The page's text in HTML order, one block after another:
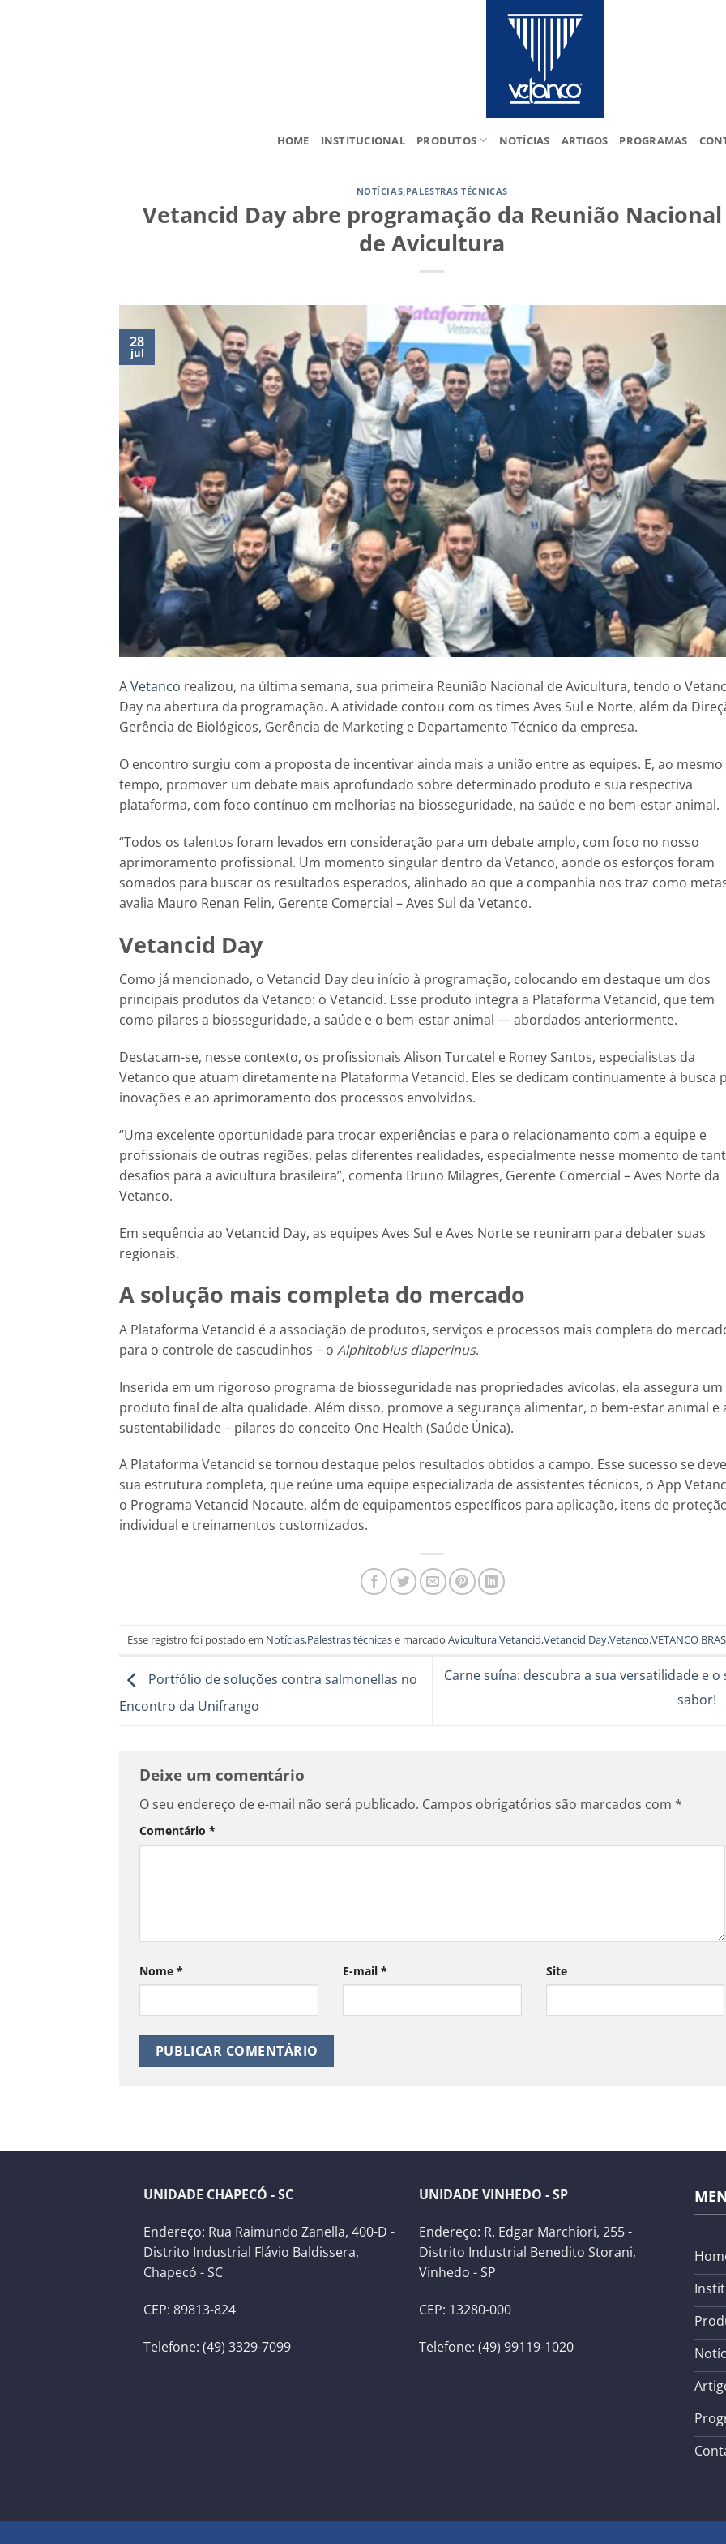
HOME INSTITUCIONAL PRODUTOS NOTÍCIAS ARTIGOS PROGRAMAS
NOTÍCIAS,PALESTRAS TÉCNICAS
Vetancid Day abre programação da Reunião Nacional
de Avicultura
28
jul
AVetanco realizou, na última semana, sua primeira Reunião Nacional de Avicultura, tendo o
Day na abertura da programação. A atividade contou com os times Aves Sul e Norte, além da
Gerência de Biológicos, Gerência de Marketing e Departamento Técnico da empresa.
O encontro surgiu com a proposta de incentivar ainda mais a união entre as equipes. E, ao mesmo
tempo, promover um debate mais aprofundado sobre determinado produto e sua respectiva
plataforma, com foco contínuo em melhorias na biosseguridade, na saúde e no bem-estar animal.
“Todos os talentos foram levados em consideração para um debate amplo, com foco no nosso
aprimoramento profissional. Um momento singular dentro da Vetanco, aonde os esforços foram
somados para buscar os resultados esperados, alinhado ao que a companhia nos traz como
avalia Mauro Renan Felin, Gerente Comercial – Aves Sul da Vetanco.
Vetancid Day
Como já mencionado, o Vetancid Day deu início à programação, colocando em destaque um dos
principais produtos da Vetanco: o Vetancid. Esse produto integra a Plataforma Vetancid, que tem
como pilares a biosseguridade, a saúde e o bem-estar animal — abordados anteriormente.
Destacam-se, nesse contexto, os profissionais Alison Turcatel e Roney Santos, especialistas da
Vetanco que atuam diretamente na Plataforma Vetancid. Eles se dedicam continuamente à busca
inovações e ao aprimoramento dos processos envolvidos.
“Uma excelente oportunidade para trocar experiências e para o relacionamento com a equipe e
profissionais de outras regiões, pelas diferentes realidades, especialmente nesse momento de
desafios para a avicultura brasileira”, comenta Bruno Milagres, Gerente Comercial – Aves Norte da
Vetanco.
Em sequência ao Vetancid Day, as equipes Aves Sul e Aves Norte se reuniram para debater suas
regionais.
A solução mais completa do mercado
A Plataforma Vetancid é a associação de produtos, serviços e processos mais completa do
para o controle de cascudinhos – o Alphitobius diaperinus.
Inserida em um rigoroso programa de biosseguridade nas propriedades avícolas, ela assegura um
produto final de alta qualidade. Além disso, promove a segurança alimentar, o bem-estar animal e
sustentabilidade – pilares do conceito One Health (Saúde Única).
A Plataforma Vetancid se tornou destaque pelos resultados obtidos a campo. Esse sucesso se
sua estrutura completa, que reúne uma equipe especializada de assistentes técnicos, o App
o Programa Vetancid Nocaute, além de equipamentos específicos para aplicação, itens de
individual e treinamentos customizados.
Esse registro foi postado em Notícias,Palestras técnicase marcado Avicultura,Vetancid,Vetancid Day,Vetanco,VETANCO
Portfólio de soluções contra salmonellas no
Encontro da Unifrango
Carne suína: descubra a sua versatilidade e o
sabor!
Deixe um comentário
O seu endereço de e-mail não será publicado. Campos obrigatórios são marcados com *
Comentário *
Nome * E-mail * Site
UNIDADE CHAPECÓ - SC
Endereço: Rua Raimundo Zanella, 400-D -
Distrito Industrial Flávio Baldissera,
Chapecó - SC
CEP: 89813-824
Telefone: (49) 3329-7099
UNIDADE VINHEDO - SP
Endereço: R. Edgar Marchiori, 255 -
Distrito Industrial Benedito Storani,
Vinhedo - SP
CEP: 13280-000
Telefone: (49) 99119-1020